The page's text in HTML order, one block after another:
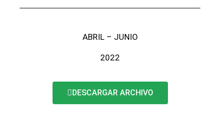
ABRIL – JUNIO
2022
DESCARGAR ARCHIVO